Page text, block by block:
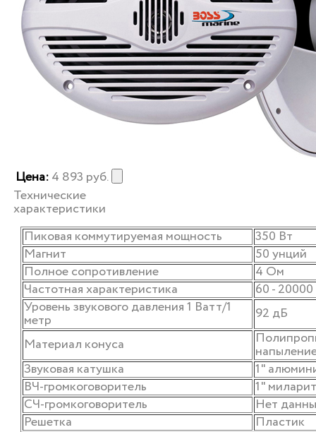
Цена:4 893 руб.
Технические
характеристики
Пиковая коммутируемая мощность
350 Вт
Магнит
50 унций
Полное сопротивление
4 Ом
Частотная характеристика
60 - 20000
Уровень звукового давления 1 Ватт/1
метр
92 дБ
Материал конуса
Звуковая катушка
1"
ВЧ-громкоговоритель
1"
СЧ-громкоговоритель
Нет
Решетка
Пластик